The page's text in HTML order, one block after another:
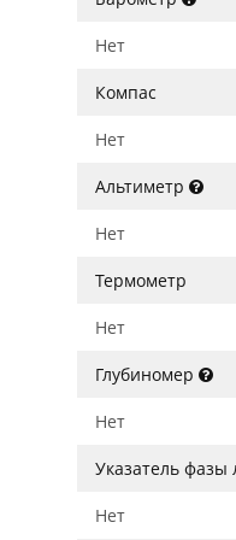
Нет
Компас
Нет
Альтиметр
Нет
Термометр
Нет
Глубиномер
Нет
Указатель фазы
Нет